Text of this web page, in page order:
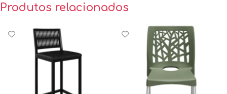
Produtos relacionados